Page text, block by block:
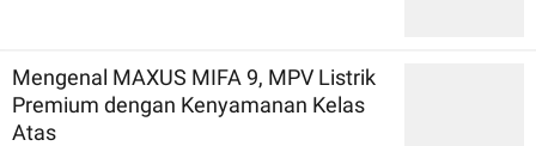
Mengenal MAXUS MIFA 9, MPV Listrik
Premium dengan Kenyamanan Kelas
Atas